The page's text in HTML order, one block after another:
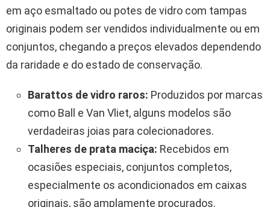
em aço esmaltado ou potes de vidro com tampas
originais podem ser vendidos individualmente ou em
conjuntos, chegando a preços elevados dependendo
da raridade e do estado de conservação.
Barattos de vidro raros: Produzidos por marcas
como Ball e Van Vliet, alguns modelos são
verdadeiras joias para colecionadores.
Talheres de prata maciça: Recebidos em
ocasiões especiais, conjuntos completos,
especialmente os acondicionados em caixas
originais, são amplamente procurados.